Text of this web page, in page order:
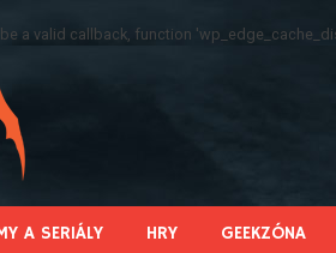
a valid callback, function
A SERIÁLY HRY GEEKZÓNA